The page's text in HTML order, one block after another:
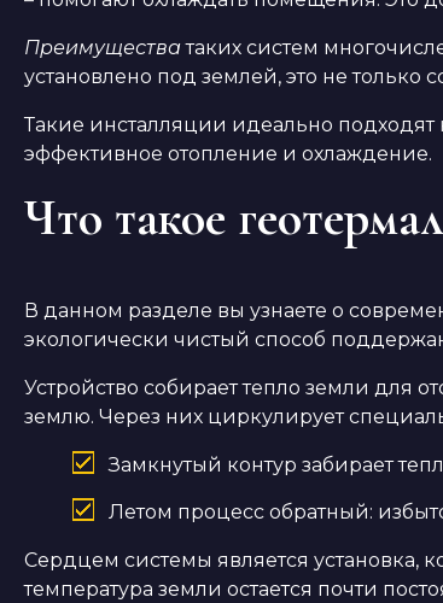
Преимуществатаких систем
установлено под землей, это не только
Такие инсталляции идеально
эффективное отопление и охлаждение.
Что такое
В данном разделе вы узнаете о
экологически чистый способ
Устройство собирает тепло земли для
землю. Через них циркулирует
Замкнутый контур забирает
Летом процесс обратный:
Сердцем системы является установка,
температура земли остается почти